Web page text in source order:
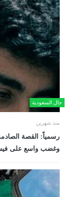
حال السعودية
منذ شهرين
رسمياً: القصة
وغضب واسع على فيسبوك..